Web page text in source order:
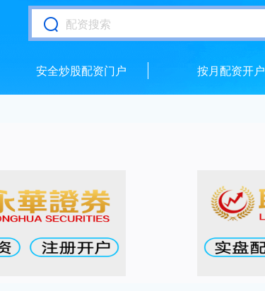
安全炒股配资门户 按月配资开户